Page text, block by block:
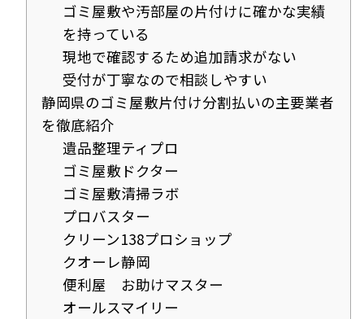
ゴミ屋敷や汚部屋の片付けに確かな実績
を持っている
現地で確認するため追加請求がない
受付が丁寧なので相談しやすい
静岡県のゴミ屋敷片付け分割払いの主要業者
を徹底紹介
遺品整理ティプロ
ゴミ屋敷ドクター
ゴミ屋敷清掃ラボ
プロバスター
クリーン138プロショップ
クオーレ静岡
便利屋 お助けマスター
オールスマイリー